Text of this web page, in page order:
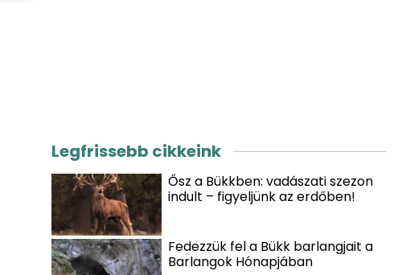
Legfrissebb cikkeink
Ősz a Bükkben: vadászati szezon
indult – figyeljünk az erdőben!
Fedezzük fel a Bükk barlangjait a
Barlangok Hónapjában